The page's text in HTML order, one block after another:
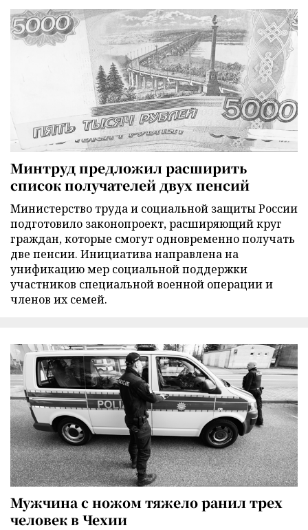
Минтруд предложил расширить
список получателей двух пенсий
Министерство труда и социальной защиты России
подготовило законопроект, расширяющий круг
граждан, которые смогут одновременно получать
две пенсии. Инициатива направлена на
унификацию мер социальной поддержки
участников специальной военной операции и
членов их семей.
Мужчина с ножом тяжело ранил трех
человек в Чехии